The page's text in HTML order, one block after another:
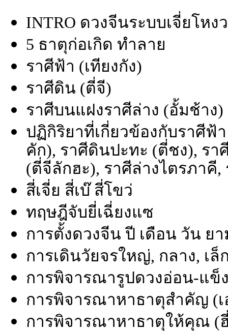
INTRO ดวงจีนระบบเจี่ยโหง
5 ธาตุก่อเกิด ทำลาย
ราศีฟ้า (เทียงกัง)
ราศีดิน (ตี่จี)
ราศีบนแฝงราศีล่าง (อั้มช้าง)
ปฏิกิริยาที่เกี่ยวข้องกับราศีฟ้
คัก), ราศีดินปะทะ (ตี่ชง), รา
(ตี่จีลักฮะ), ราศีล่างไตรภาคี
สี่เจี่ย สี่เบ๊ สี่โขว่
ทฤษฎีจับยี่เฉี่ยงแซ
การตั้งดวงจีน ปี เดือน วัน
การเดินวัยจรใหญ่, กลาง, เล็
การพิจารณารูปดวงอ่อน-แข็
การพิจารณาหาธาตุสำคัญ (
การพิจารณาหาธาตุให้คุณ (